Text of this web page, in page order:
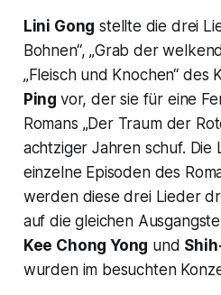
Lini Gong stellte die drei
Bohnen“, „Grab der
„Fleisch und Knochen“ des
Ping vor, der sie für eine
Romans „Der Traum der
achtziger Jahren schuf. Die
einzelne Episoden des
werden diese drei Lieder
auf die gleichen
Kee Chong Yong und
wurden im besuchten